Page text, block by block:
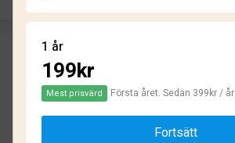
Omdömen
2.2
Baserat på36omdömen och307svar
1 år
199kr
Mest prisvärd Första året. Sedan 399kr / år
Fortsätt